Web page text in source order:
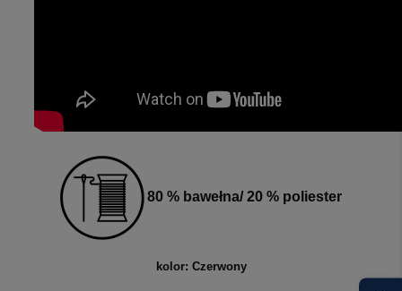
80 % bawełna/ 20 % poliester
kolor: Czerwony